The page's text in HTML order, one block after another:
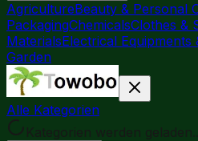
AgricultureBeauty & Personal
PackagingChemicalsClothes &
MaterialsElectrical Equipments
Garden
Alle Kategorien
Kategorien werden